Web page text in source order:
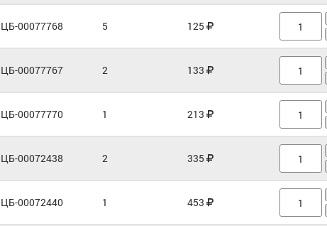
ЦБ-00077768 5 125
ЦБ-00077767 2 133
ЦБ-00077770 1 213
ЦБ-00072438 2 335
ЦБ-00072440 1 453